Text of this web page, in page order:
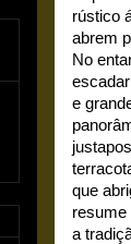
rústico
abrem
No
e
que
resume
a